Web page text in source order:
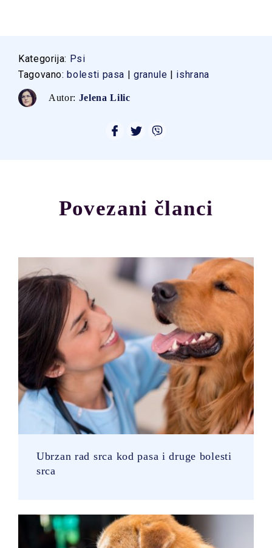
Kategorija: Psi
Tagovano: bolesti pasa |granule ishrana
Autor: Jelena Lilic
Povezani članci
Ubrzan rad srca kod pasa i druge bolesti
srca